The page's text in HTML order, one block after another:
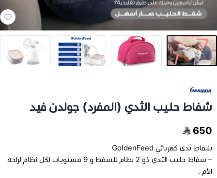
العناية بالشعر
العناية الصحية
الفيتامينات والمكملات الغذاية
عرض الكل
فيتامينات للاطفال
اجهزة طبية
اسرة طبية
رعاية كبار السن
الحفاضات للكبار
شفاط حليب الثدي (المفرد) جولدن فيد
650
شفاط ثدي كهربائي GoldenFeed
– شفاط حليب الثدي ذو 2 نظام للشفط و 9 مستويات لكل نظام لراحة
الأم .